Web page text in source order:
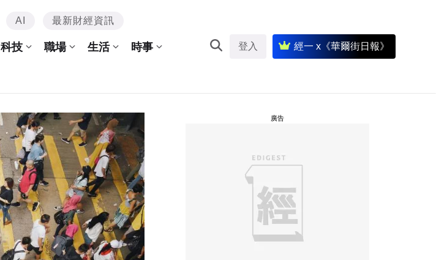
AI 最新財經資訊
科技 職場 生活 時事 登入 經一 x《華爾街日報》
廣告